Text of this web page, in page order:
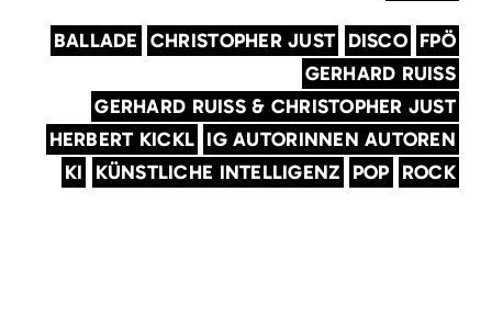
BALLADE CHRISTOPHER JUST DISCO FPÖ
GERHARD RUISS
GERHARD RUISS & CHRISTOPHER JUST
HERBERT KICKL IG AUTORINNEN AUTOREN
KI
KÜNSTLICHE INTELLIGENZ POP ROCK